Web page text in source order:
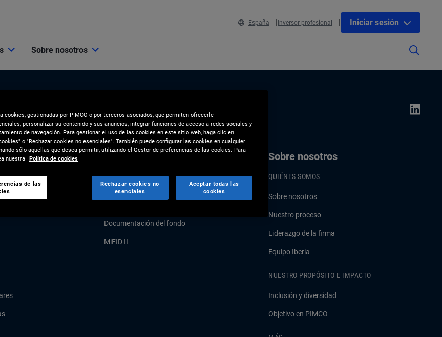
España Inversor profesional Iniciar sesión
Sobre nosotros
Herramientas y Recursos
Client Solutions & Analytics
Documentación del fondo
MiFID II
Sobre nosotros
QUIÉNES SOMOS
Sobre nosotros
Nuestro proceso
Liderazgo de la firma
Equipo Iberia
NUESTRO PROPÓSITO E IMPACTO
Inclusión y diversidad
Objetivo en PIMCO
cookies, gestionadas por PIMCO o por terceros asociados, que permiten ofrecerle
personalizar su contenido y sus anuncios, integrar funciones de acceso a redes sociales y
de navegación. Para gestionar el uso de las cookies en este sitio web, haga clic en
o "Rechazar cookies no esenciales". También puede configurar las cookies en cualquier
sólo aquellas que desea permitir, utilizando el Gestor de preferencias de las cookies. Para
nuestra Política de cookies
de las
Rechazar cookies no
esenciales
Aceptar todas las
cookies